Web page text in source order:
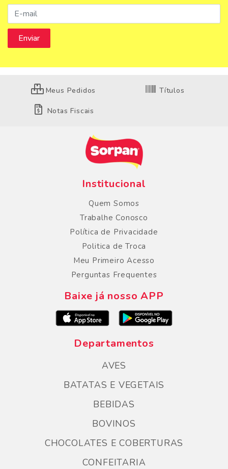
Meus Pedidos Títulos
Notas Fiscais
Institucional
Quem Somos
Trabalhe Conosco
Política de Privacidade
Politica de Troca
Meu Primeiro Acesso
Perguntas Frequentes
Baixe já nosso APP
Departamentos
AVES
BATATAS E VEGETAIS
BEBIDAS
BOVINOS
CHOCOLATES E COBERTURAS
CONFEITARIA